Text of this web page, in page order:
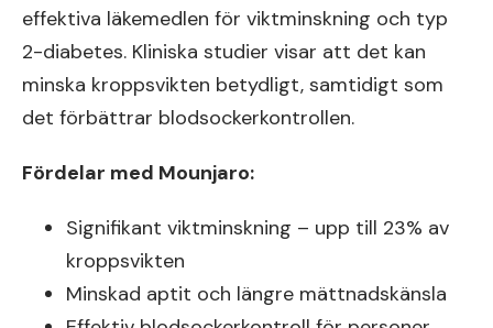
effektiva läkemedlen för viktminskning och typ
2-diabetes. Kliniska studier visar att det kan
minska kroppsvikten betydligt, samtidigt som
det förbättrar blodsockerkontrollen.
Fördelar med Mounjaro:
Signifikant viktminskning – upp till 23% av
kroppsvikten
Minskad aptit och längre mättnadskänsla